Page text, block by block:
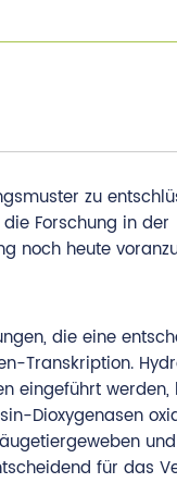
zu
Forschung in der
noch heute
die eine
Transkription.
eingeführt
Dioxygenasen
für das